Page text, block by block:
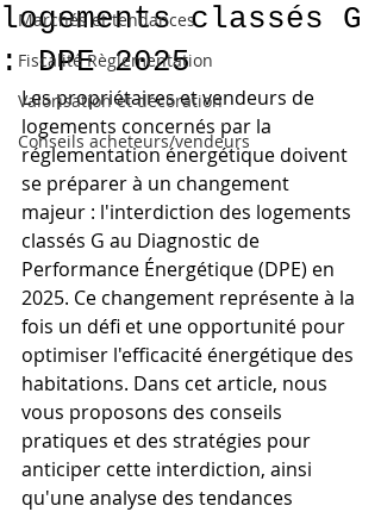
Marchés et tendances
Fiscalité Règlementation
Valorisation et décoration
Conseils acheteurs/vendeurs
logements classés G
: DPE 2025
Les propriétaires et vendeurs de
logements concernés par la
réglementation énergétique doivent
se préparer à un changement
majeur : l'interdiction des logements
classés G au Diagnostic de
Performance Énergétique (DPE) en
2025. Ce changement représente à la
fois un défi et une opportunité pour
optimiser l'efficacité énergétique des
habitations. Dans cet article, nous
vous proposons des conseils
pratiques et des stratégies pour
anticiper cette interdiction, ainsi
qu'une analyse des tendances